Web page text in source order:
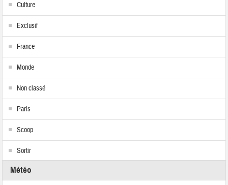
Culture
Exclusif
France
Monde
Non classé
Paris
Scoop
Sortir
Météo